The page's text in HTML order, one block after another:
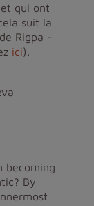
qui ont
suit la
Rigpa -
ici).
becoming
By